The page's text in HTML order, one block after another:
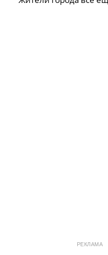
РЕКЛАМА